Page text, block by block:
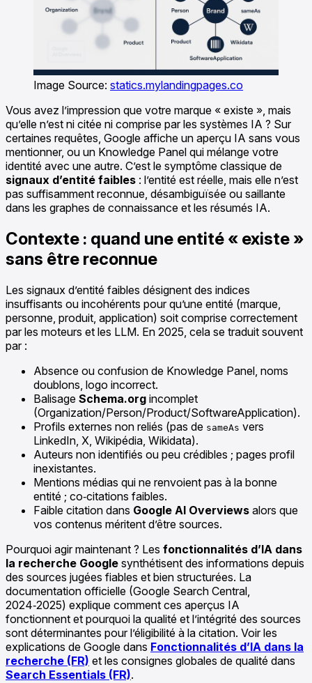
Image Source: statics.mylandingpages.co
Vous avez l’impression que votre marque « existe », mais
qu’elle n’est ni citée ni comprise par les systèmes IA ? Sur
certaines requêtes, Google affiche un aperçu IA sans vous
mentionner, ou un Knowledge Panel qui mélange votre
identité avec une autre. C’est le symptôme classique de
signaux d’entité faibles : l’entité est réelle, mais elle n’est
pas suffisamment reconnue, désambiguïsée ou saillante
dans les graphes de connaissance et les résumés IA.
Contexte : quand une entité « existe »
sans être reconnue
Les signaux d’entité faibles désignent des indices
insuffisants ou incohérents pour qu’une entité (marque,
personne, produit, application) soit comprise correctement
par les moteurs et les LLM. En 2025, cela se traduit souvent
par :
Absence ou confusion de Knowledge Panel, noms
doublons, logo incorrect.
Balisage Schema.org incomplet
(Organization/Person/Product/SoftwareApplication).
Profils externes non reliés (pas de sameAs vers
LinkedIn, X, Wikipédia, Wikidata).
Auteurs non identifiés ou peu crédibles ; pages profil
inexistantes.
Mentions médias qui ne renvoient pas à la bonne
entité ; co‑citations faibles.
Faible citation dans Google AI Overviews alors que
vos contenus méritent d’être sources.
Pourquoi agir maintenant ? Les fonctionnalités d’IA dans
la recherche Google synthétisent des informations depuis
des sources jugées fiables et bien structurées. La
documentation officielle (Google Search Central,
2024‑2025) explique comment ces aperçus IA
fonctionnent et pourquoi la qualité et l’intégrité des sources
sont déterminantes pour l’éligibilité à la citation. Voir les
explications de Google dans Fonctionnalités d’IA dans la
recherche (FR) et les consignes globales de qualité dans
Search Essentials (FR).